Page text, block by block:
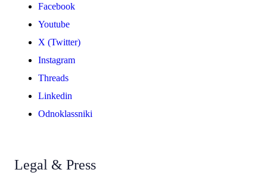
Facebook
Youtube
X (Twitter)
Instagram
Threads
Linkedin
Odnoklassniki
Legal & Press